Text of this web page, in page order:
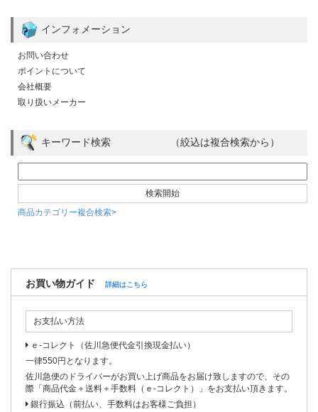
インフォメーション
お問い合わせ
ポイントについて
会社概要
取り扱いメーカー
キーワード検索 （絞込は複合検索から）
商品カテゴリー複合検索>
お買い物ガイド 詳細はこちら
お支払い方法
ｅ-コレクト（佐川急便代金引換現金払い）
一律550円となります。
佐川急便のドライバーがお買い上げ商品をお届け致しますので、その
際「商品代金＋送料＋手数料（ｅ-コレクト）」をお支払い頂きます。
銀行振込（前払い、手数料はお客様ご負担）